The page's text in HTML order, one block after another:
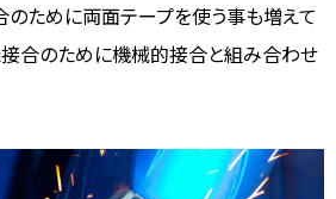
のために両面テープを使う事も増えて
接合のために機械的接合と組み合わせ